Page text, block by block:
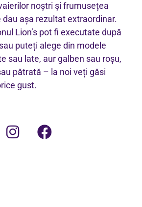
noștri și frumusețea
așa rezultat extraordinar.
Lion’s pot fi executate după
puteți alege din modele
sau late, aur galben sau roșu,
pătrată – la noi veți găsi
gust.